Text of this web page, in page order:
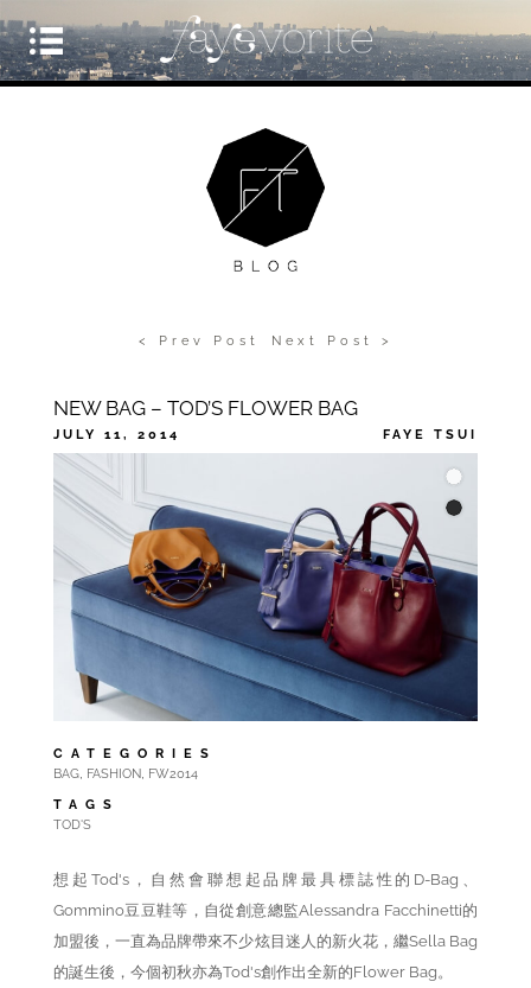
< Prev Post Next Post >
NEW BAG – TOD’S FLOWER BAG
JULY 11, 2014 FAYE TSUI
CATEGORIES
BAG, FASHION, FW2014
TAGS
TOD'S
想起Tod's，自然會聯想起品牌最具標誌性的D-Bag、
Gommino豆豆鞋等，自從創意總監Alessandra Facchinetti的
加盟後，一直為品牌帶來不少炫目迷人的新火花，繼Sella Bag
的誕生後，今個初秋亦為Tod's創作出全新的Flower Bag。